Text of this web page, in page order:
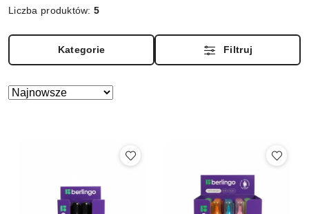
Liczba produktów:5
Kategorie Filtruj
Zastosowano
Sortuj